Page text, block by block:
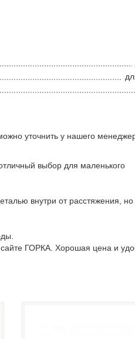
уточнить у нашего
выбор для маленького
внутри от расстяжения, но
ГОРКА. Хорошая цена и